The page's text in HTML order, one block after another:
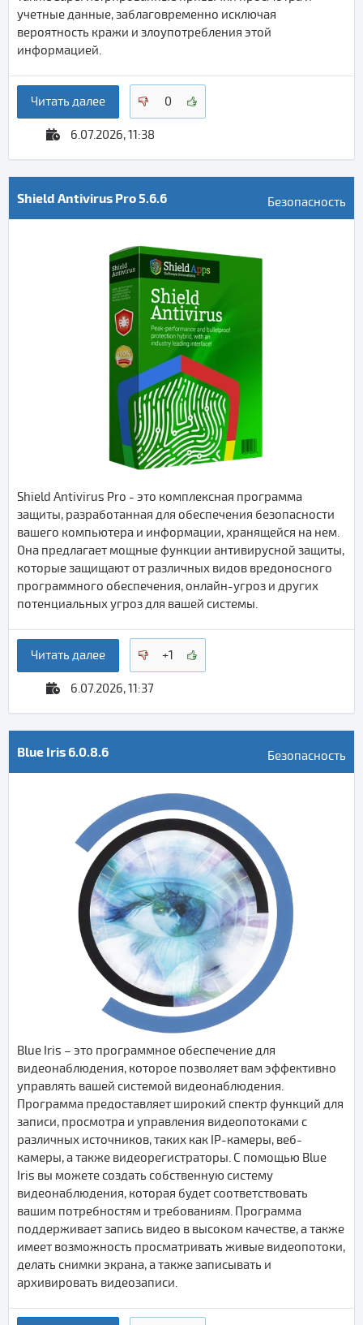
учетные данные, заблаговременно исключая
вероятность кражи и злоупотребления этой
информацией.
Читать далее 0
6.07.2026, 11:38
Shield Antivirus Pro 5.6.6 Безопасность
Shield Antivirus Pro - это комплексная программа
защиты, разработанная для обеспечения безопасности
вашего компьютера и информации, хранящейся на нем.
Она предлагает мощные функции антивирусной защиты,
которые защищают от различных видов вредоносного
программного обеспечения, онлайн-угроз и других
потенциальных угроз для вашей системы.
Читать далее +1
6.07.2026, 11:37
Blue Iris 6.0.8.6 Безопасность
Blue Iris – это программное обеспечение для
видеонаблюдения, которое позволяет вам эффективно
управлять вашей системой видеонаблюдения.
Программа предоставляет широкий спектр функций для
записи, просмотра и управления видеопотоками с
различных источников, таких как IP-камеры, веб-
камеры, а также видеорегистраторы. С помощью Blue
Iris вы можете создать собственную систему
видеонаблюдения, которая будет соответствовать
вашим потребностям и требованиям. Программа
поддерживает запись видео в высоком качестве, а также
имеет возможность просматривать живые видеопотоки,
делать снимки экрана, а также записывать и
архивировать видеозаписи.